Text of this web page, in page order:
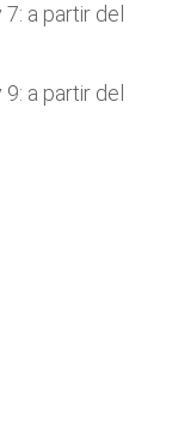
a partir del
a partir del